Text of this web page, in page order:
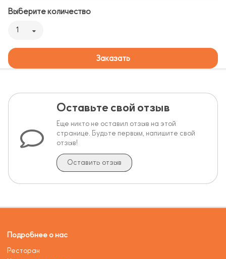
Выберите количество
1
Заказать
Оставьте свой отзыв
Еще никто не оставил отзыв на этой
странице. Будьте первым, напишите свой
отзыв!
Оставить отзыв
Подробнее о нас
Ресторан